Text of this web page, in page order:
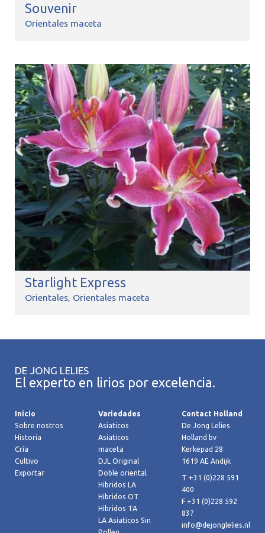
Souvenir
Orientales maceta
Starlight Express
Orientales Orientales maceta
DE JONG LELIES
El experto en lirios por excelencia.
Inicio
Sobre nostros
Historia
Cría
Cultivo
Exportar
Variedades
Asiaticos
Asiaticos
maceta
DJL Original
Doble oriental
Hibridos LA
Hibridos OT
Hibridos TA
LA Asiaticos Sin
Contact Holland
De Jong Lelies
Holland bv
Kerkepad 28
1619 AE Andijk
T +31 (0)228 591
400
F +31 (0)228 592
837
info@dejonglelies.nl